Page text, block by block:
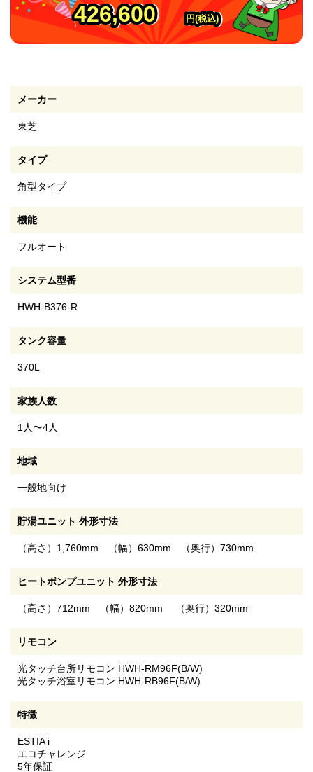
426,600
426,600
426,600 円(税込)
円(税込)
円(税込)
メーカー
東芝
タイプ
角型タイプ
機能
フルオート
システム型番
HWH-B376-R
タンク容量
370L
家族人数
1人〜4人
地域
一般地向け
貯湯ユニット 外形寸法
（高さ）1,760mm （幅）630mm （奥行）730mm
ヒートポンプユニット 外形寸法
（高さ）712mm （幅）820mm （奥行）320mm
リモコン
光タッチ台所リモコン HWH-RM96F(B/W)
光タッチ浴室リモコン HWH-RB96F(B/W)
特徴
ESTIA i
エコチャレンジ
5年保証